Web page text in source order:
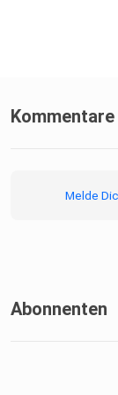
Kommentare
Melde
Abonnenten